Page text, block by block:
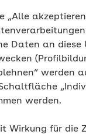
Daten an
werden
werden.
Wirkung für die
zu einer